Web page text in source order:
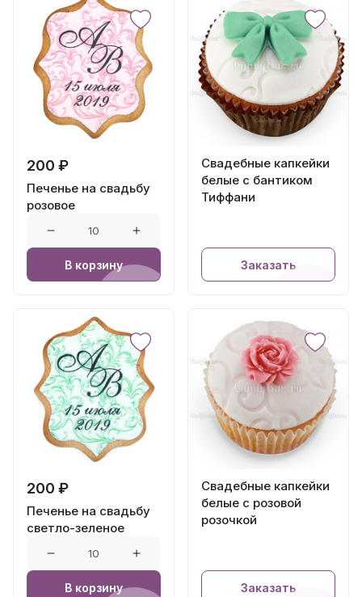
200 ₽
Печенье на свадьбу
розовое
В корзину
Свадебные капкейки
белые с бантиком
Тиффани
Заказать
200 ₽
Печенье на свадьбу
светло-зеленое
В корзину
Свадебные капкейки
белые с розовой
розочкой
Заказать